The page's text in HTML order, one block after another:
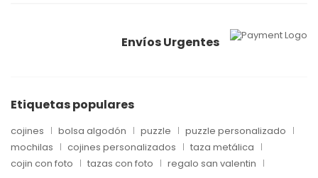
Envíos Urgentes
Etiquetas populares
cojines bolsa algodón puzzle
puzzle personalizado
mochilas
cojines personalizados
taza metálica
cojin con foto
tazas con foto regalo san valentin